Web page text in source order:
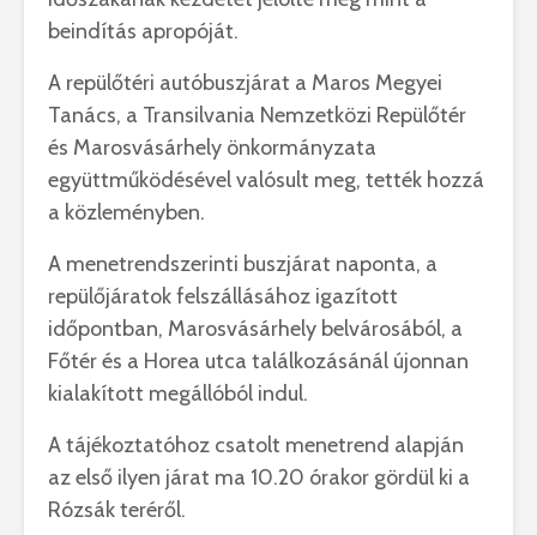
beindítás apropóját.
A repülőtéri autóbuszjárat a Maros Megyei
Tanács, a Transilvania Nemzetközi Repülőtér
és Marosvásárhely önkormányzata
együttműködésével valósult meg, tették hozzá
a közleményben.
A menetrendszerinti buszjárat naponta, a
repülőjáratok felszállásához igazított
időpontban, Marosvásárhely belvárosából, a
Főtér és a Horea utca találkozásánál újonnan
kialakított megállóból indul.
A tájékoztatóhoz csatolt menetrend alapján
az első ilyen járat ma 10.20 órakor gördül ki a
Rózsák teréről.